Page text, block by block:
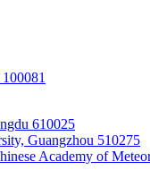
610025
Guangzhou 510275
Academy of